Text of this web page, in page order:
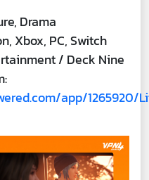
Drama
Xbox, PC, Switch
/ Deck Nine
app/1265920/